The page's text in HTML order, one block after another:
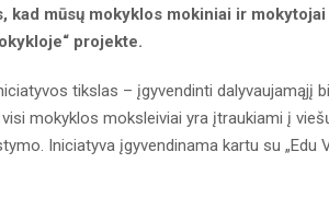
kad mūsų mokyklos mokiniai ir
projekte.
tikslas – įgyvendinti dalyvaujamąjį
mokyklos moksleiviai yra įtraukiami į
Iniciatyva įgyvendinama kartu su „Edu